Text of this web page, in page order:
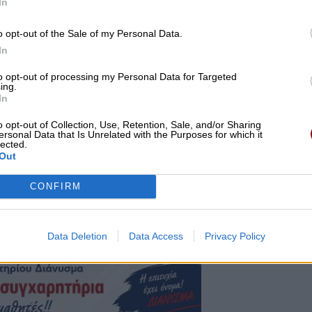
opt-out of the Sale of my Personal Data.
opt-out of processing my Personal Data for Targeted
opt-out of Collection, Use, Retention, Sale, and/or Sharing
Data that Is Unrelated with the Purposes for which it
CONFIRM
Data Deletion Data Access Privacy Policy
με σκοπό τη βελτίωση της καταγραφής και
νοσοκομεία και τα κέντρα υγείας μέσα από την
(ηλεκτρισμού, θέρμανσης, νερού), τη δημιουργία
οι μονάδες με υψηλές ανάγκες και σπατάλες,
απόδοσης και στην αξιολόγηση της
με τους εθνικούς και ευρωπαϊκούς στόχους
ενεργειακή εξοικονόμηση. Σημειώνεται ότι ο
50001 για το σύστημά της ενεργειακής
της για κλιματική δράση και «απο-
στη μείωση των εκπομπών που
απόδοσης καθώς και τη μείωση κόστους